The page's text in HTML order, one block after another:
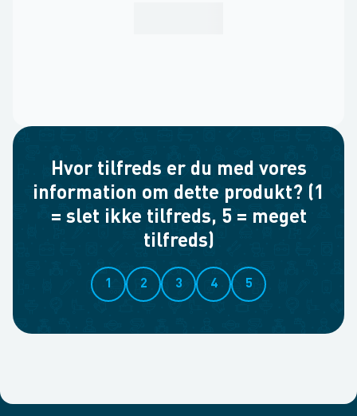
Hvor tilfreds er du med vores
information om dette produkt? (1
= slet ikke tilfreds, 5 = meget
tilfreds)
1 2 3 4 5